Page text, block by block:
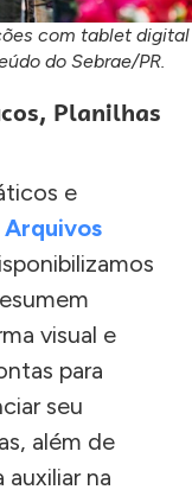
com tablet digital
do Sebrae/PR.
Planilhas
e
Arquivos
visual e
para
seu
além de
na